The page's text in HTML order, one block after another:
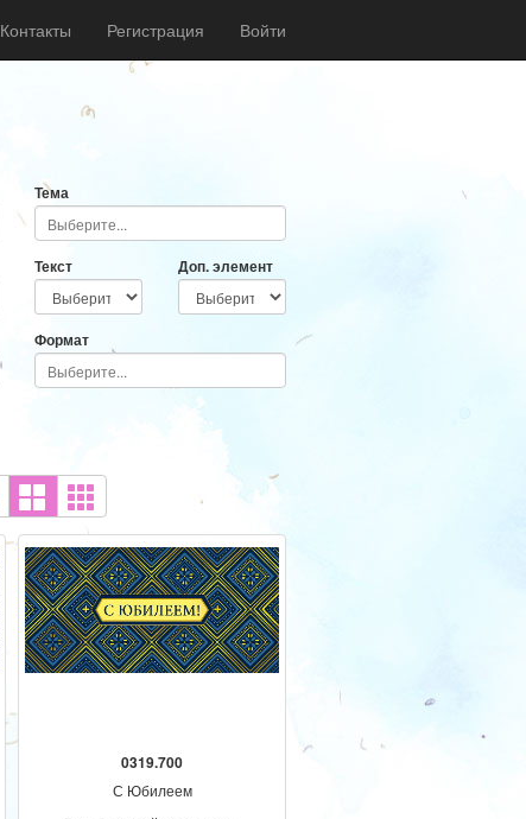
Контакты Регистрация Войти
Тема
Текст Доп. элемент
Формат
0319.700
С Юбилеем